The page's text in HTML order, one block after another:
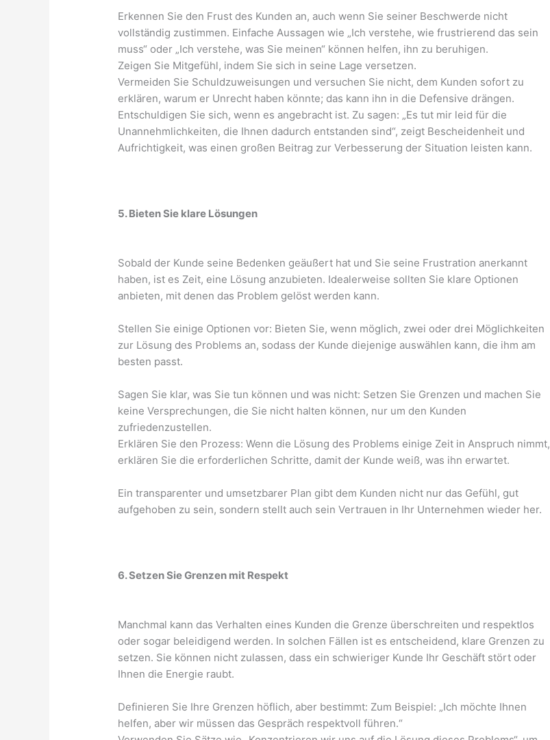
Erkennen Sie den Frust des Kunden an, auch wenn Sie seiner Beschwerde nicht
vollständig zustimmen. Einfache Aussagen wie „Ich verstehe, wie frustrierend das sein
muss“ oder „Ich verstehe, was Sie meinen“ können helfen, ihn zu beruhigen.
Zeigen Sie Mitgefühl, indem Sie sich in seine Lage versetzen.
Vermeiden Sie Schuldzuweisungen und versuchen Sie nicht, dem Kunden sofort zu
erklären, warum er Unrecht haben könnte; das kann ihn in die Defensive drängen.
Entschuldigen Sie sich, wenn es angebracht ist. Zu sagen: „Es tut mir leid für die
Unannehmlichkeiten, die Ihnen dadurch entstanden sind“, zeigt Bescheidenheit und
Aufrichtigkeit, was einen großen Beitrag zur Verbesserung der Situation leisten kann.
5. Bieten Sie klare Lösungen
Sobald der Kunde seine Bedenken geäußert hat und Sie seine Frustration anerkannt
haben, ist es Zeit, eine Lösung anzubieten. Idealerweise sollten Sie klare Optionen
anbieten, mit denen das Problem gelöst werden kann.
Stellen Sie einige Optionen vor: Bieten Sie, wenn möglich, zwei oder drei Möglichkeiten
zur Lösung des Problems an, sodass der Kunde diejenige auswählen kann, die ihm am
besten passt.
Sagen Sie klar, was Sie tun können und was nicht: Setzen Sie Grenzen und machen Sie
keine Versprechungen, die Sie nicht halten können, nur um den Kunden
zufriedenzustellen.
Erklären Sie den Prozess: Wenn die Lösung des Problems einige Zeit in Anspruch nimmt,
erklären Sie die erforderlichen Schritte, damit der Kunde weiß, was ihn erwartet.
Ein transparenter und umsetzbarer Plan gibt dem Kunden nicht nur das Gefühl, gut
aufgehoben zu sein, sondern stellt auch sein Vertrauen in Ihr Unternehmen wieder her.
6. Setzen Sie Grenzen mit Respekt
Manchmal kann das Verhalten eines Kunden die Grenze überschreiten und respektlos
oder sogar beleidigend werden. In solchen Fällen ist es entscheidend, klare Grenzen zu
setzen. Sie können nicht zulassen, dass ein schwieriger Kunde Ihr Geschäft stört oder
Ihnen die Energie raubt.
Definieren Sie Ihre Grenzen höflich, aber bestimmt: Zum Beispiel: „Ich möchte Ihnen
helfen, aber wir müssen das Gespräch respektvoll führen.“